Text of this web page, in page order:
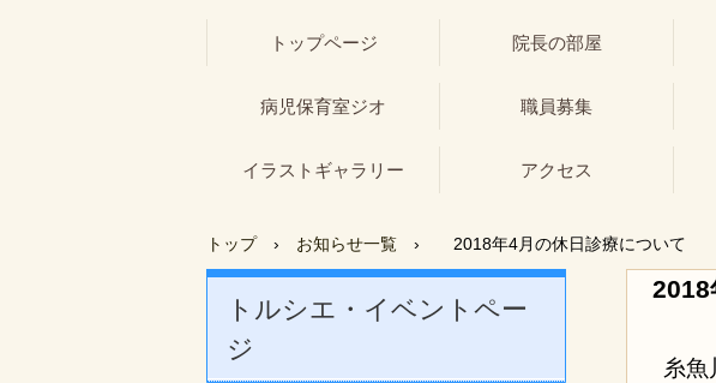
トップページ 院長の部屋
病児保育室ジオ 職員募集
イラストギャラリー アクセス
トップ › お知らせ一覧 › 2018年4月の休日診療について
2018
糸魚
トルシエ・イベントペー
ジ